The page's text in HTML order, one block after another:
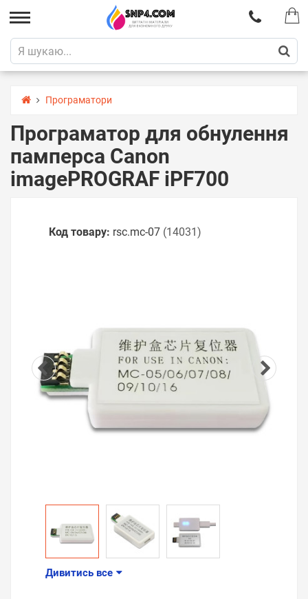
Програматори
Програматор для обнулення
памперса Canon
imagePROGRAF iPF700
Код товару: rsс.mc-07 (14031)
Дивитись все